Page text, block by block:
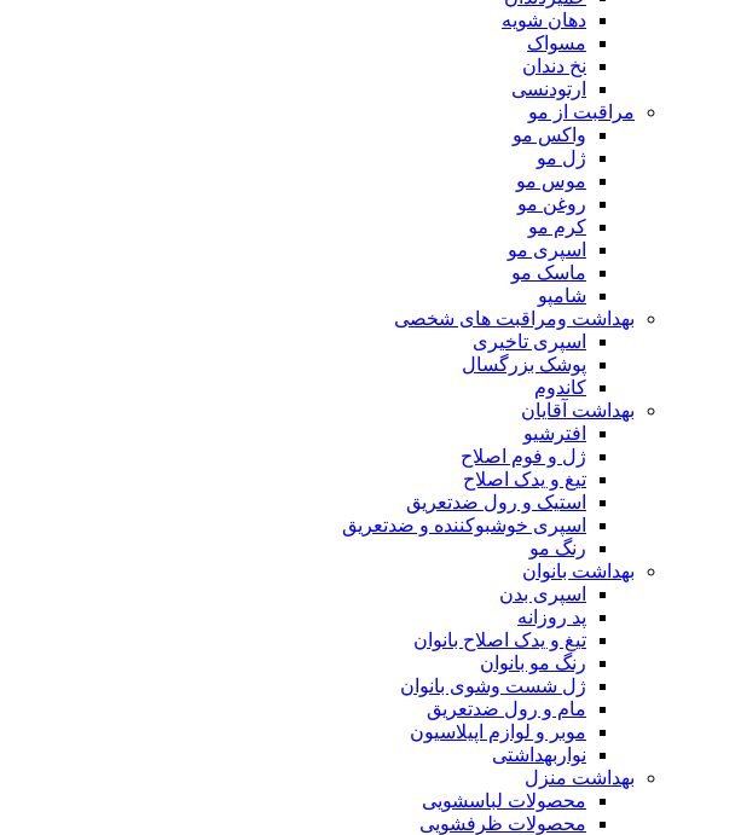
دهان شویه
مسواک
نخ دندان
ارتودنسی
مراقبت از مو
واکس مو
ژل مو
موس مو
روغن مو
کرم مو
اسپری مو
ماسک مو
شامپو
بهداشت ومراقبت های شخصی
اسپری تاخیری
پوشک بزرگسال
کاندوم
بهداشت آقایان
افترشیو
ژل و فوم اصلاح
تیغ و یدک اصلاح
استیک و رول ضدتعریق
اسپری خوشبوکننده و ضدتعریق
رنگ مو
بهداشت بانوان
اسپری بدن
پد روزانه
تیغ و یدک اصلاح بانوان
رنگ مو بانوان
ژل شست وشوی بانوان
مام و رول ضدتعریق
موبر و لوازم اپیلاسیون
نواربهداشتی
بهداشت منزل
محصولات لباسشویی
محصولات ظرفشویی